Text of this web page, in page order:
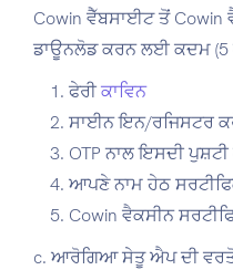
Cowin ਵੈੱਬਸਾਈਟ ਤੋਂ Cowin
ਡਾਊਨਲੋਡ ਕਰਨ ਲਈ ਕਦਮ (5
ਫੇਰੀਕਾਵਿਨ
ਸਾਈਨ ਇਨ/ਰਜਿਸਟਰ
OTP ਨਾਲ ਇਸਦੀ
ਆਪਣੇ ਨਾਮ ਹੇਠ
Cowin ਵੈਕਸੀਨ
c. ਆਰੋਗਿਆ ਸੇਤੂ ਐਪ ਦੀ